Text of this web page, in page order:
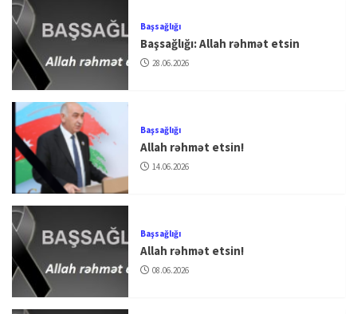
Başsağlığı
Başsağlığı: Allah rəhmət etsin
28.06.2026
Başsağlığı
Allah rəhmət etsin!
14.06.2026
Başsağlığı
Allah rəhmət etsin!
08.06.2026